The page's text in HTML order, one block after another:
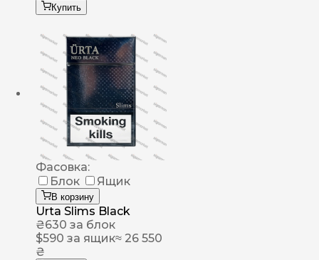
Купить
Фасовка:
Блок
Ящик
В корзину
Urta Slims Black
₴630 за блок
$590 за ящик≈ 26 550
₴